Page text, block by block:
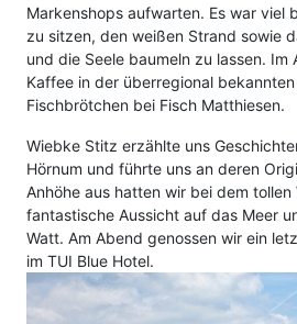
Markenshops aufwarten. Es war viel
zu sitzen, den weißen Strand sowie
und die Seele baumeln zu lassen. Im
Kaffee in der überregional
Fischbrötchen bei Fisch Matthiesen.
Wiebke Stitz erzählte uns
Hörnum und führte uns an deren
Anhöhe aus hatten wir bei dem tollen
fantastische Aussicht auf das Meer
Watt. Am Abend genossen wir ein
im TUI Blue Hotel.